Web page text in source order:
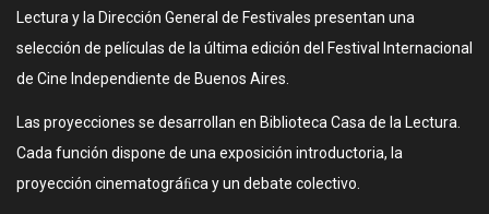
Lectura y la Dirección General de Festivales presentan una
selección de películas de la última edición del Festival Internacional
de Cine Independiente de Buenos Aires.
Las proyecciones se desarrollan en Biblioteca Casa de la Lectura.
Cada función dispone de una exposición introductoria, la
proyección cinematográﬁca y un debate colectivo.